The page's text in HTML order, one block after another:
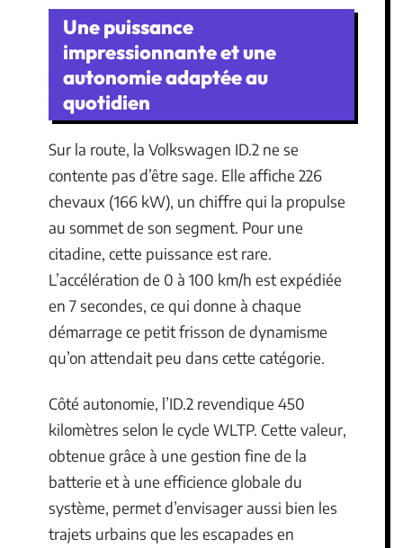
Une puissance
impressionnante et une
autonomie adaptée au
quotidien
Sur la route, la Volkswagen ID.2 ne se
contente pas d’être sage. Elle affiche 226
chevaux (166 kW), un chiffre qui la propulse
au sommet de son segment. Pour une
citadine, cette puissance est rare.
L’accélération de 0 à 100 km/h est expédiée
en 7 secondes, ce qui donne à chaque
démarrage ce petit frisson de dynamisme
qu’on attendait peu dans cette catégorie.
Côté autonomie, l’ID.2 revendique 450
kilomètres selon le cycle WLTP. Cette valeur,
obtenue grâce à une gestion fine de la
batterie et à une efficience globale du
système, permet d’envisager aussi bien les
trajets urbains que les escapades en